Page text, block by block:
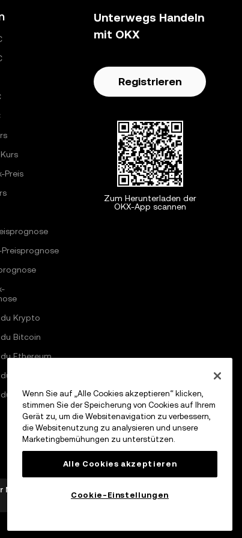
Preis
Krypto
Bitcoin
Ethereum
Solana
Pi Network
Unterwegs Handeln
mit OKX
Registrieren
Zum Herunterladen der
OKX-App scannen
gemäß Artikel 28 des Markets in Crypto-
Wenn Sie auf „Alle Cookies akzeptieren“ klicken,
stimmen Sie der Speicherung von Cookies auf Ihrem
Gerät zu, um die Websitenavigation zu verbessern,
die Websitenutzung zu analysieren und unsere
Marketingbemühungen zu unterstützen.
Alle Cookies akzeptieren
Cookie-Einstellungen